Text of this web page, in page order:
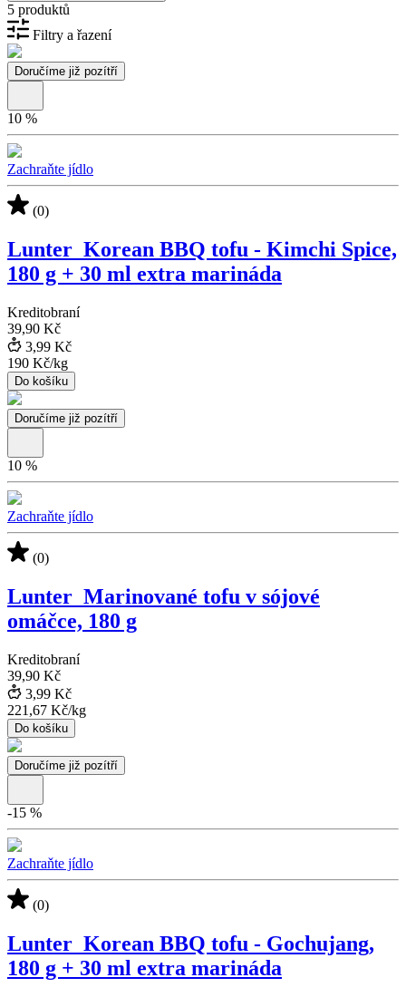
5 produktů
Filtry a řazení
Doručíme již pozítří
10 %
Zachraňte jídlo
(0)
Lunter_Korean BBQ tofu - Kimchi Spice,
180 g + 30 ml extra marináda
Kreditobraní
39,90 Kč
3,99 Kč
190 Kč/kg
Do košíku
Doručíme již pozítří
10 %
Zachraňte jídlo
(0)
Lunter_Marinované tofu v sójové
omáčce, 180 g
Kreditobraní
39,90 Kč
3,99 Kč
221,67 Kč/kg
Do košíku
Doručíme již pozítří
-15 %
Zachraňte jídlo
(0)
Lunter_Korean BBQ tofu - Gochujang,
180 g + 30 ml extra marináda